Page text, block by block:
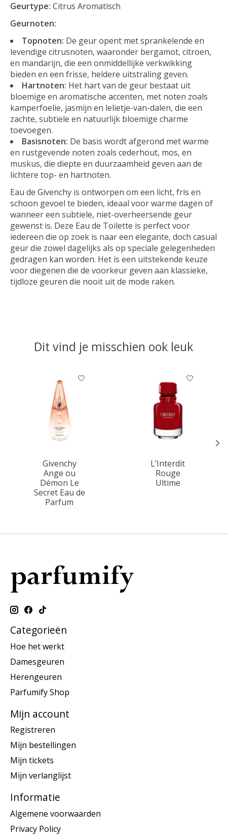
Geurtype: Citrus Aromatisch
Geurnoten:
Topnoten: De geur opent met sprankelende en
levendige citrusnoten, waaronder bergamot, citroen,
en mandarijn, die een onmiddellijke verkwikking
bieden en een frisse, heldere uitstraling geven.
Hartnoten: Het hart van de geur bestaat uit
bloemige en aromatische accenten, met noten zoals
kamperfoelie, jasmijn en lelietje-van-dalen, die een
zachte, subtiele en natuurlijk bloemige charme
toevoegen.
Basisnoten: De basis wordt afgerond met warme
en rustgevende noten zoals cederhout, mos, en
muskus, die diepte en duurzaamheid geven aan de
lichtere top- en hartnoten.
Eau de Givenchy is ontworpen om een licht, fris en
schoon gevoel te bieden, ideaal voor warme dagen of
wanneer een subtiele, niet-overheersende geur
gewenst is. Deze Eau de Toilette is perfect voor
iedereen die op zoek is naar een elegante, doch casual
geur die zowel dagelijks als op speciale gelegenheden
gedragen kan worden. Het is een uitstekende keuze
voor diegenen die de voorkeur geven aan klassieke,
tijdloze geuren die nooit uit de mode raken.
Dit vind je misschien ook leuk
Items van productcarrousel
Givenchy
Ange ou
Démon Le
Secret Eau de
Parfum
L’Interdit
Rouge
Ultime
Categorieën
Hoe het werkt
Damesgeuren
Herengeuren
Parfumify Shop
Mijn account
Registreren
Mijn bestellingen
Mijn tickets
Mijn verlanglijst
Informatie
Algemene voorwaarden
Privacy Policy